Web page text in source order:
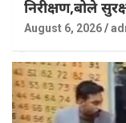
निरीक्षण,बोले
August 6, 2026